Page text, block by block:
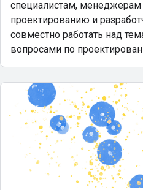
специалистам, менеджерам
проектированию и
совместно работать над
вопросами по